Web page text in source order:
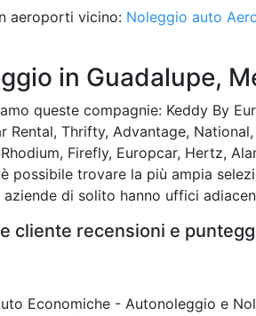
aeroporti vicino: Noleggio auto
in Guadalupe,
queste compagnie: Keddy By
Rental, Thrifty, Advantage,
Firefly, Europcar, Hertz,
possibile trovare la più ampia
aziende di solito hanno uffici
cliente recensioni e
Economiche - Autonoleggio e